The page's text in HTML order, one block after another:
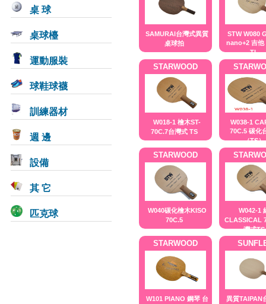
桌 球
桌球檯
運動服裝
球鞋球襪
訓練器材
週 邊
設備
其 它
匹克球
SAMURAI台灣式異質
桌球拍
STW W080
nano+2 吉他
TL
STARWOOD
W018-1 檜木ST-
70C.7台灣式 TS
W038-1
70C.5 碳化
（TS）
STARWOOD
W040碳化檜木KISO
70C.5
W042-1
CLASSICAL
灣式TS
STARWOOD
W101 PIANO 鋼琴 台
異質TAIPAN